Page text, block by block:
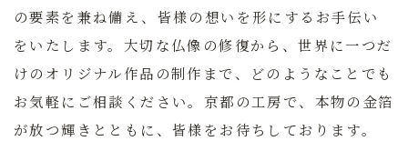
の要素を兼ね備え、皆様の想いを形にするお手伝い
をいたします。大切な仏像の修復から、世界に一つだ
けのオリジナル作品の制作まで、どのようなことでも
お気軽にご相談ください。京都の工房で、本物の金箔
が放つ輝きとともに、皆様をお待ちしております。